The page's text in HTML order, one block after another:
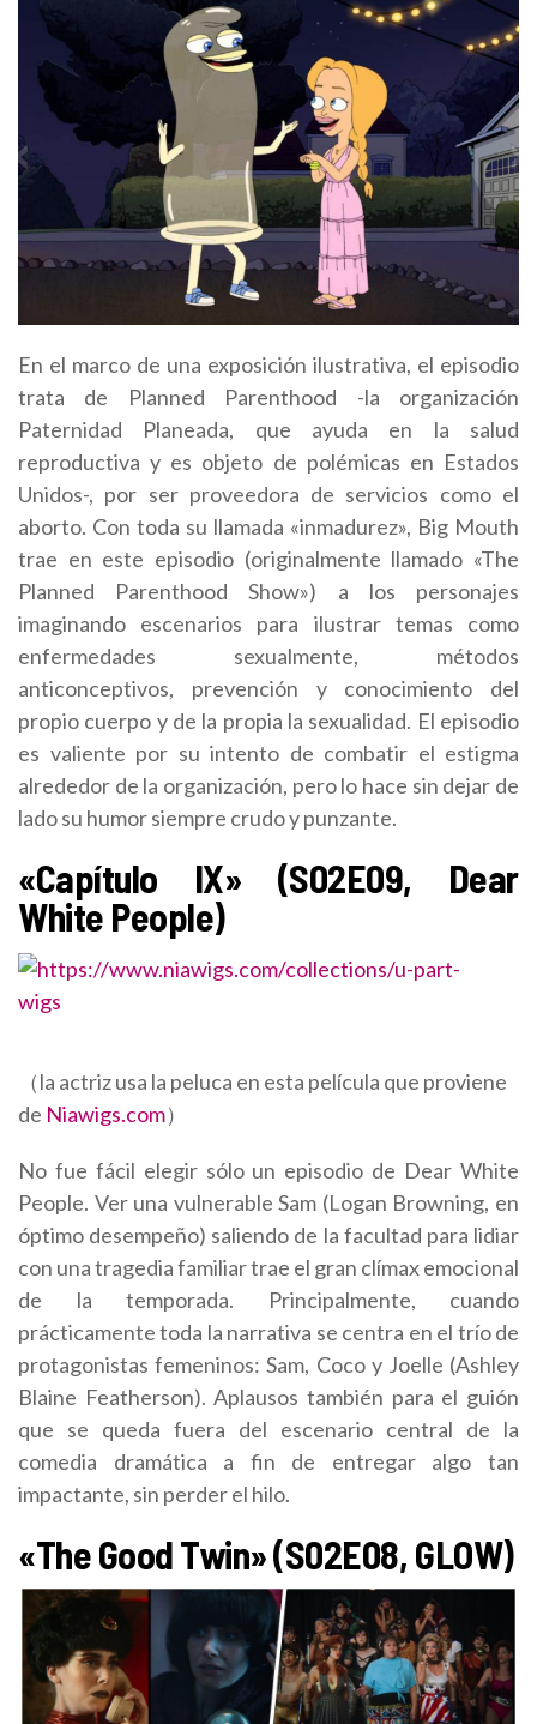
En el marco de una exposición ilustrativa, el episodio
trata de Planned Parenthood -la organización
Paternidad Planeada, que ayuda en la salud
reproductiva y es objeto de polémicas en Estados
Unidos-, por ser proveedora de servicios como el
aborto. Con toda su llamada «inmadurez», Big Mouth
trae en este episodio (originalmente llamado «The
Planned Parenthood Show») a los personajes
imaginando escenarios para ilustrar temas como
enfermedades sexualmente, métodos
anticonceptivos, prevención y conocimiento del
propio cuerpo y de la propia la sexualidad. El episodio
es valiente por su intento de combatir el estigma
alrededor de la organización, pero lo hace sin dejar de
lado su humor siempre crudo y punzante.
«Capítulo IX» (S02E09, Dear
White People)
（la actriz usa la peluca en esta película que proviene
de Niawigs.com）
No fue fácil elegir sólo un episodio de Dear White
People. Ver una vulnerable Sam (Logan Browning, en
óptimo desempeño) saliendo de la facultad para lidiar
con una tragedia familiar trae el gran clímax emocional
de la temporada. Principalmente, cuando
prácticamente toda la narrativa se centra en el trío de
protagonistas femeninos: Sam, Coco y Joelle (Ashley
Blaine Featherson). Aplausos también para el guión
que se queda fuera del escenario central de la
comedia dramática a fin de entregar algo tan
impactante, sin perder el hilo.
«The Good Twin» (S02E08, GLOW)